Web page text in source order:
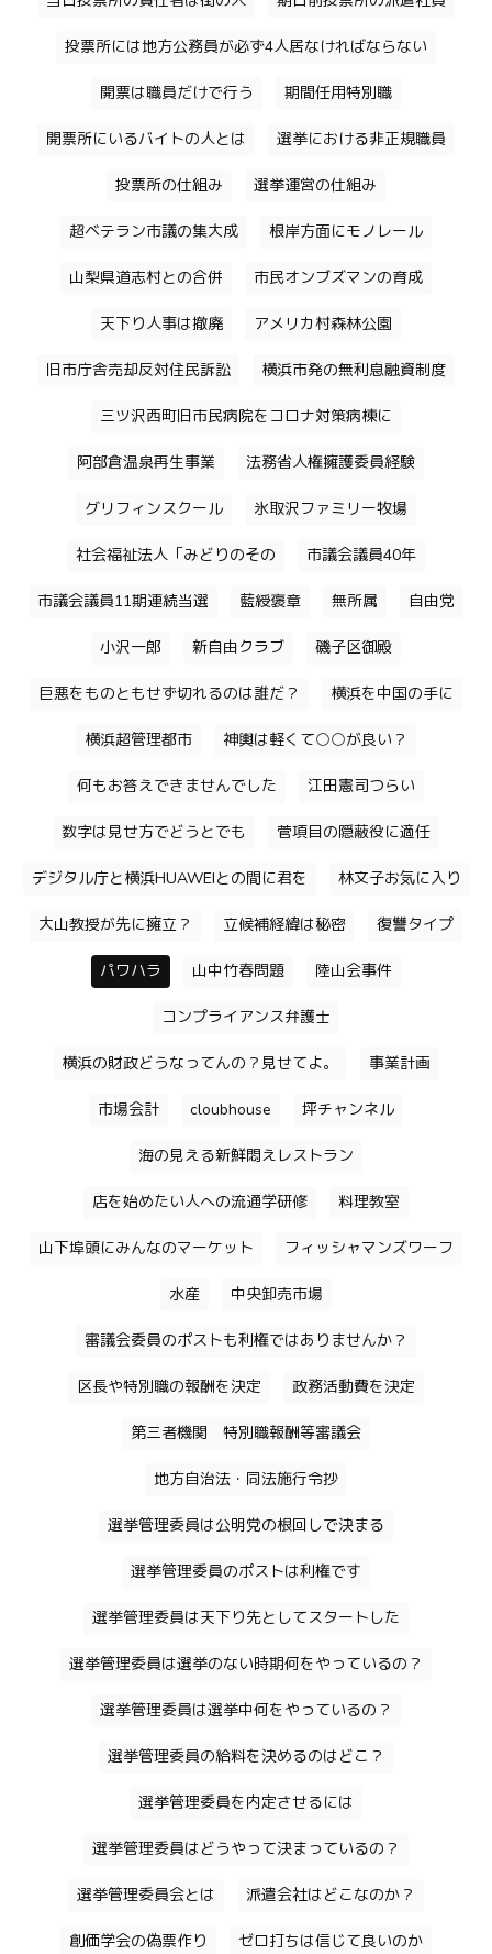
投票所には地方公務員が必ず4人居なければならない
開票は職員だけで行う 期間任用特別職
開票所にいるバイトの人とは 選挙における非正規職員
投票所の仕組み 選挙運営の仕組み
超ベテラン市議の集大成 根岸方面にモノレール
山梨県道志村との合併 市民オンブズマンの育成
天下り人事は撤廃 アメリカ村森林公園
旧市庁舎売却反対住民訴訟 横浜市発の無利息融資制度
三ツ沢西町旧市民病院をコロナ対策病棟に
阿部倉温泉再生事業 法務省人権擁護委員経験
グリフィンスクール 氷取沢ファミリー牧場
社会福祉法人「みどりのその 市議会議員40年
市議会議員11期連続当選 藍綬褒章 無所属 自由党
小沢一郎 新自由クラブ 磯子区御殿
巨悪をものともせず切れるのは誰だ？ 横浜を中国の手に
横浜超管理都市 神輿は軽くて○○が良い？
何もお答えできませんでした 江田憲司つらい
数字は見せ方でどうとでも 菅項目の隠蔽役に適任
デジタル庁と横浜HUAWEIとの間に君を 林文子お気に入り
大山教授が先に擁立？ 立候補経緯は秘密 復讐タイプ
パワハラ 山中竹春問題 陸山会事件
コンプライアンス弁護士
横浜の財政どうなってんの？見せてよ。 事業計画
市場会計 cloubhouse 坪チャンネル
海の見える新鮮悶えレストラン
店を始めたい人への流通学研修 料理教室
山下埠頭にみんなのマーケット フィッシャマンズワーフ
水産 中央卸売市場
審議会委員のポストも利権ではありませんか？
区長や特別職の報酬を決定 政務活動費を決定
第三者機関 特別職報酬等審議会
地方自治法・同法施行令抄
選挙管理委員は公明党の根回しで決まる
選挙管理委員のポストは利権です
選挙管理委員は天下り先としてスタートした
選挙管理委員は選挙のない時期何をやっているの？
選挙管理委員は選挙中何をやっているの？
選挙管理委員の給料を決めるのはどこ？
選挙管理委員を内定させるには
選挙管理委員はどうやって決まっているの？
選挙管理委員会とは 派遣会社はどこなのか？
創価学会の偽票作り ゼロ打ちは信じて良いのか